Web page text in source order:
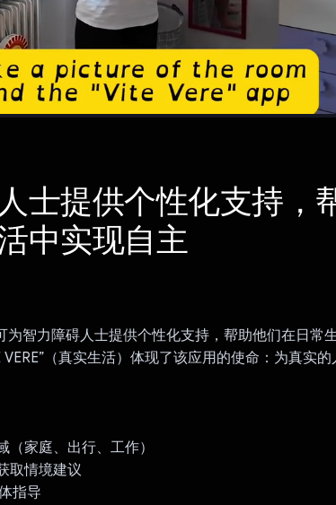
士提供个性化支持，
中实现自主
为智力障碍人士提供个性化支持，帮助他们在日常
（真实生活）体现了该应用的使命：为真实
家庭、出行、工作）
取情境建议
指导